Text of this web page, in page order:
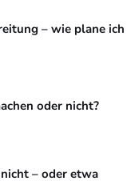
– wie plane ich
oder nicht?
– oder etwa